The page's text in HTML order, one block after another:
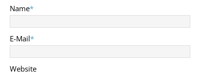
Name*
E-Mail*
Website